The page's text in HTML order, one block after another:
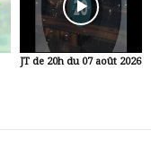
JT de 20h du 07 août 2026